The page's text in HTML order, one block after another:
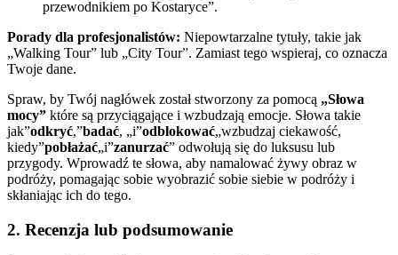
przewodnikiem po Kostaryce”.
Porady dla profesjonalistów: Niepowtarzalne tytuły, takie jak
„Walking Tour” lub „City Tour”. Zamiast tego wspieraj, co oznacza
Twoje dane.
Spraw, by Twój nagłówek został stworzony za pomocą „Słowa
mocy” które są przyciągające i wzbudzają emocje. Słowa takie
jak”odkryć,”badać, „i”odblokować„wzbudzaj ciekawość,
kiedy”pobłażać„i”zanurzać” odwołują się do luksusu lub
przygody. Wprowadź te słowa, aby namalować żywy obraz w
podróży, pomagając sobie wyobrazić sobie siebie w podróży i
skłaniając ich do tego.
2. Recenzja lub podsumowanie